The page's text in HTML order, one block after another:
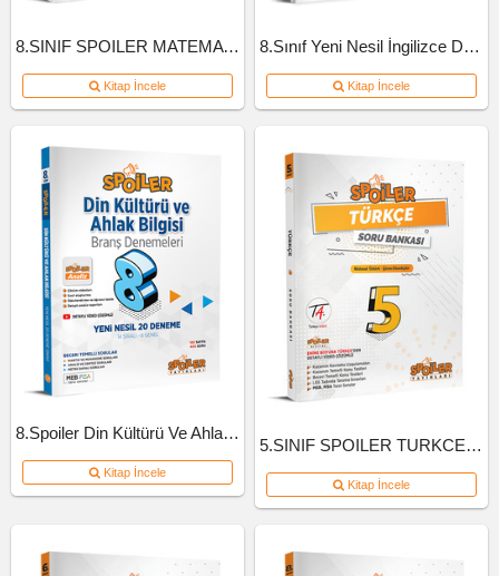
8.SINIF SPOILER MATEMATIK SB B-KITAP
Kitap İncele
8.Sınıf Yeni Nesil İngilizce Defteri
Kitap İncele
8.Spoiler Din Kültürü Ve Ahlak Bil Branş Deneme
Kitap İncele
5.SINIF SPOILER TURKCE SB 2022
Kitap İncele